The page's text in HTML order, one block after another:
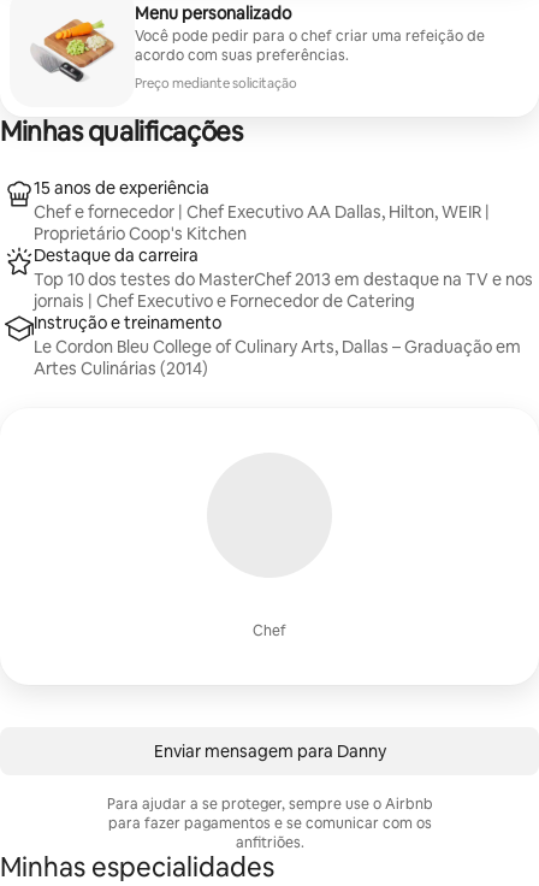
costeletas macias em um molho salgado. 3. Peru
assado ou torrado – Sabor clássico, suculento e bem
temperado. 4. Presunto com cobertura de mel • Bolo
de carne com molho • Bagre enegrecido ou frito Feijão
verde Purê de batata Molho de pão de milho Mac e
Menu personalizado
Você pode pedir para o chef criar uma refeição de
acordo com suas preferências.
Preço mediante solicitação
Minhas qualificações
Chef
15 anos de experiência
Chef e fornecedor | Chef Executivo AA Dallas, Hilton, WEIR |
Proprietário Coop's Kitchen
Destaque da carreira
Top 10 dos testes do MasterChef 2013 em destaque na TV e nos
jornais | Chef Executivo e Fornecedor de Catering
Instrução e treinamento
Le Cordon Bleu College of Culinary Arts, Dallas – Graduação em
Artes Culinárias (2014)
Enviar mensagem para Danny
Para ajudar a se proteger, sempre use o Airbnb
para fazer pagamentos e se comunicar com os
anfitriões.
Minhas especialidades